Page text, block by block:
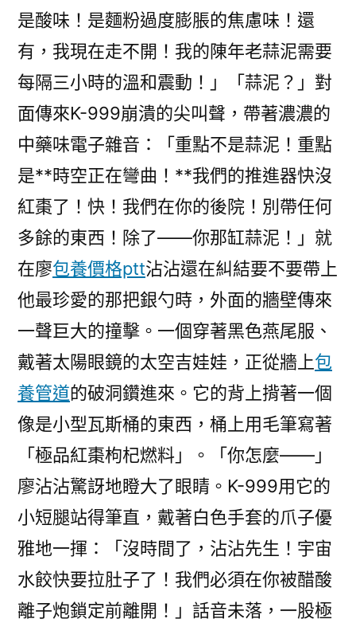
是酸味！是麵粉過度膨脹的焦慮味！還
有，我現在走不開！我的陳年老蒜泥需要
每隔三小時的溫和震動！」「蒜泥？」對
面傳來K-999崩潰的尖叫聲，帶著濃濃的
中藥味電子雜音：「重點不是蒜泥！重點
是**時空正在彎曲！**我們的推進器快沒
紅棗了！快！我們在你的後院！別帶任何
多餘的東西！除了——你那缸蒜泥！」就
在廖包養價格ptt沾沾還在糾結要不要帶上
他最珍愛的那把銀勺時，外面的牆壁傳來
一聲巨大的撞擊。一個穿著黑色燕尾服、
戴著太陽眼鏡的太空吉娃娃，正從牆上包
養管道的破洞鑽進來。它的背上揹著一個
像是小型瓦斯桶的東西，桶上用毛筆寫著
「極品紅棗枸杞燃料」。「你怎麼——」
廖沾沾驚訝地瞪大了眼睛。K-999用它的
小短腿站得筆直，戴著白色手套的爪子優
雅地一揮：「沒時間了，沾沾先生！宇宙
水餃快要拉肚子了！我們必須在你被醋酸
離子炮鎖定前離開！」話音未落，一股極